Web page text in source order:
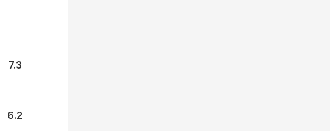
7.3
6.2